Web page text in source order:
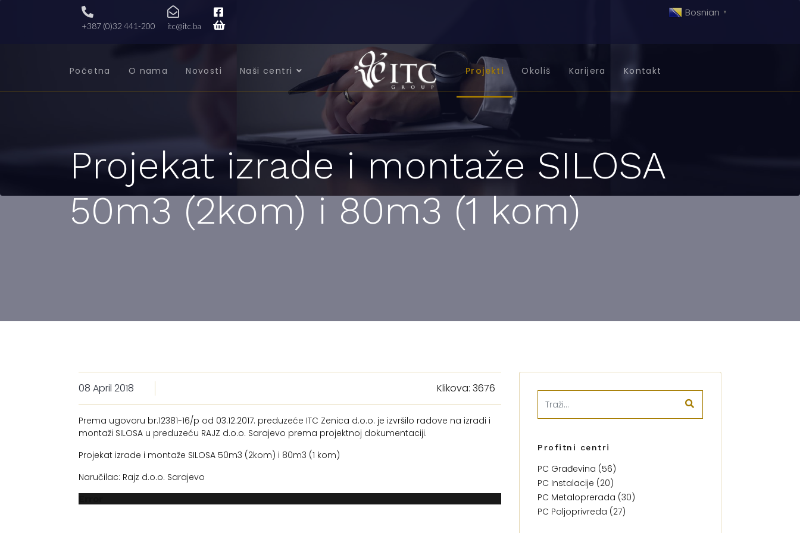
+387 (0)32 441-200 itc@itc.ba
Bosnian ▼
Početna O nama Novosti Naši centri Projekti Okoliš Karijera Kontakt
Projekat izrade i montaže SILOSA
50m3 (2kom) i 80m3 (1 kom)
08 April 2018 Klikova: 3676
Prema ugovoru br.12381-16/p od 03.12.2017. preduzeće ITC Zenica d.o.o. je izvršilo radove na izradi i
montaži SILOSA u preduzeću RAJZ d.o.o. Sarajevo prema projektnoj dokumentaciji.
Projekat izrade i montaže SILOSA 50m3 (2kom) i 80m3 (1 kom)
Naručilac: Rajz d.o.o. Sarajevo
Profitni centri
PC Građevina (56)
PC Instalacije (20)
PC Metaloprerada (30)
PC Poljoprivreda (27)